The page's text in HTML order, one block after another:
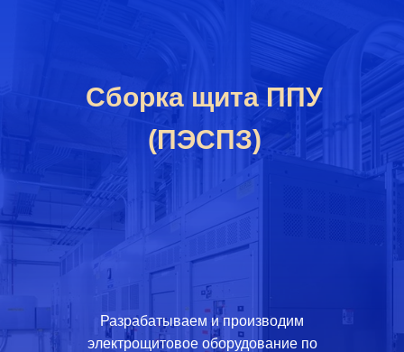
Сборка щита ППУ
(ПЭСПЗ)
Разрабатываем и производим
электрощитовое оборудование по